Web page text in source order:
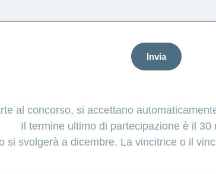
Invia
al concorso, si accettano
Il termine ultimo di partecipazione è il 30
si svolgerà a dicembre. La vincitrice o il